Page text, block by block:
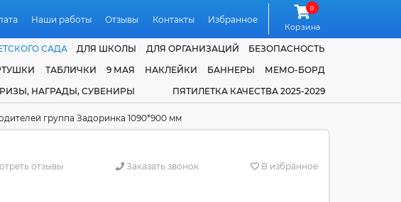
Наши работы Отзывы Контакты Избранное
0
Корзина
САДА ДЛЯ ШКОЛЫ ДЛЯ ОРГАНИЗАЦИЙ
БЕЗОПАСНОСТЬ
ТАБЛИЧКИ 9 МАЯ НАКЛЕЙКИ БАННЕРЫ
МЕМО-БОРД
НАГРАДЫ, СУВЕНИРЫ ПЯТИЛЕТКА КАЧЕСТВА 2025-2029
группа Задоринка 1090*900 мм
отзывы Заказать звонок В избранное